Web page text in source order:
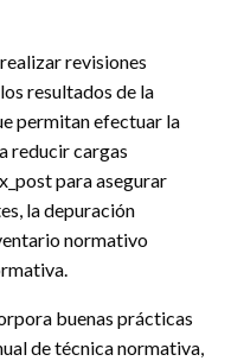
revisiones
resultados de la
permitan efectuar la
reducir cargas
para asegurar
la depuración
normativo
buenas prácticas
de técnica normativa,